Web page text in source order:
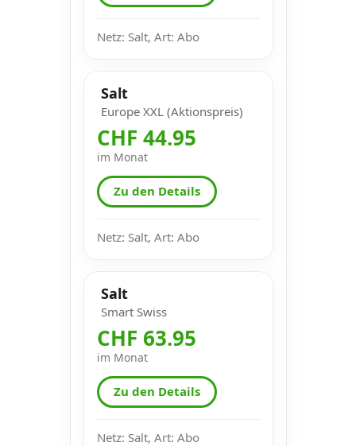
Netz: Salt, Art: Abo
Salt
Europe XXL (Aktionspreis)
CHF 44.95
im Monat
Zu den Details
Netz: Salt, Art: Abo
Salt
Smart Swiss
CHF 63.95
im Monat
Zu den Details
Netz: Salt, Art: Abo